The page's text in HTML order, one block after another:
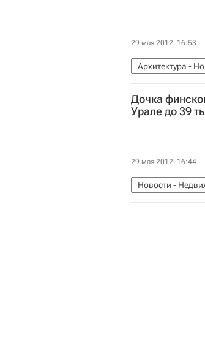
29 мая 2012, 16:53
Архитектура -
"Зеленое"
Дочка
Урале до 39
29 мая 2012, 16:44
Новости -